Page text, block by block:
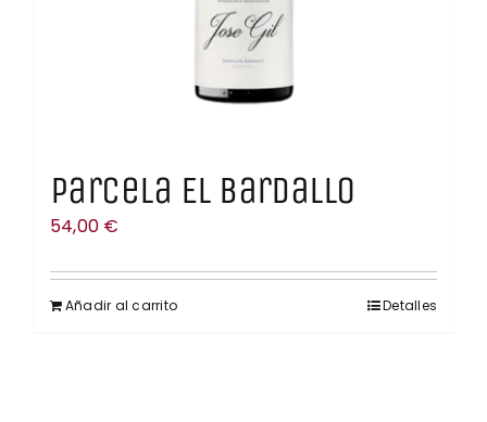
Parcela El Bardallo
54,00 €
Añadir al carrito Detalles